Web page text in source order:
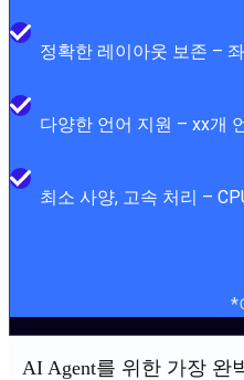
정확한 레이아웃 보존 –
다양한 언어 지원 – xx개
최소 사양, 고속 처리 –
*
AI Agent를 위한 가장 완